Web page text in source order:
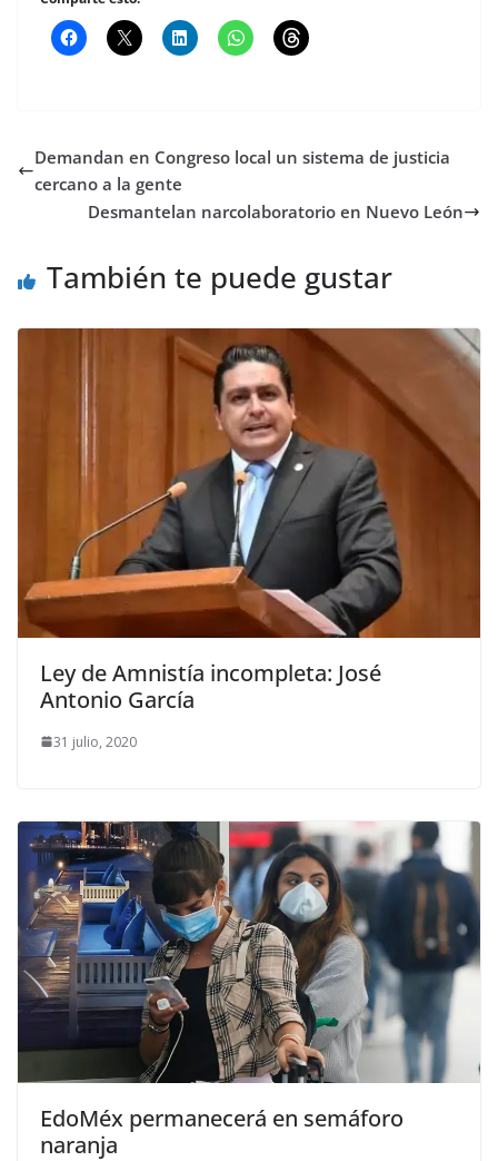
Demandan en Congreso local un sistema de justicia
cercano a la gente
Desmantelan narcolaboratorio en Nuevo León
También te puede gustar
Ley de Amnistía incompleta: José
Antonio García
31 julio, 2020
EdoMéx permanecerá en semáforo
naranja